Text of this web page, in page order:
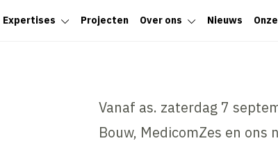
Expertises Projecten Over ons Nieuws
Vanaf as. zaterdag 7
Bouw, MedicomZes en